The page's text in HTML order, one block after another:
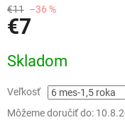
€11 –36 %
€7
cena:
Skladom
Veľkosť
Môžeme doručiť do: